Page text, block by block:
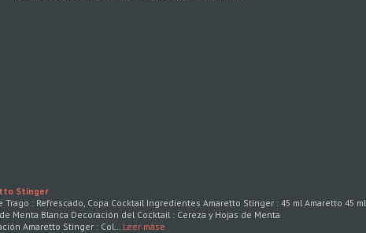
Stinger
Trago : Refrescado, Copa Cocktail Ingredientes Amaretto Stinger : 45 ml Amaretto 45 ml
Menta Blanca Decoración del Cocktail : Cereza y Hojas de Menta
Amaretto Stinger : Col…
Leer máse